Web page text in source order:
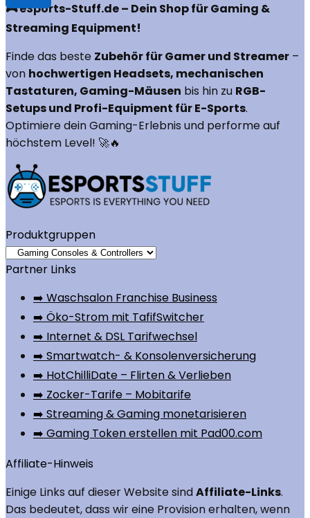
🎮 eSports-Stuff.de – Dein Shop für Gaming &
Streaming Equipment!
Finde das beste Zubehör für Gamer und Streamer –
von hochwertigen Headsets, mechanischen
Tastaturen, Gaming-Mäusen bis hin zu RGB-
Setups und Profi-Equipment für E-Sports.
Optimiere dein Gaming-Erlebnis und performe auf
höchstem Level! 🚀🔥
Produktgruppen
Partner Links
➡️ Waschsalon Franchise Business
➡️ Öko-Strom mit TafifSwitcher
➡️ Internet & DSL Tarifwechsel
➡️ Smartwatch- & Konsolenversicherung
➡️ HotChilliDate – Flirten & Verlieben
➡️ Zocker-Tarife – Mobitarife
➡️ Streaming & Gaming monetarisieren
➡️ Gaming Token erstellen mit Pad00.com
Affiliate-Hinweis
Einige Links auf dieser Website sindAffiliate-Links.
Das bedeutet, dass wir eine Provision erhalten, wenn